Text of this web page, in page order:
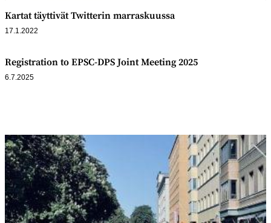
Kartat täyttivät Twitterin marraskuussa
17.1.2022
Registration to EPSC-DPS Joint Meeting 2025
6.7.2025